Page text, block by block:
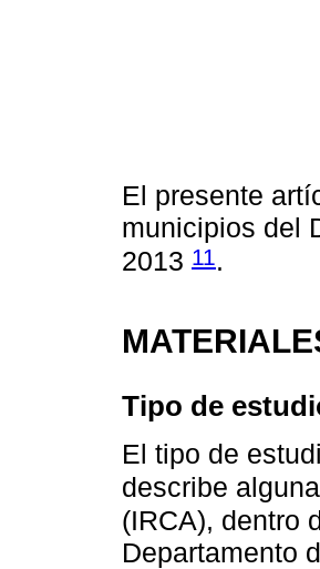
El presente
municipios del
2013 11.
Tipo de
El tipo de
describe
(IRCA), dentro
Departamento